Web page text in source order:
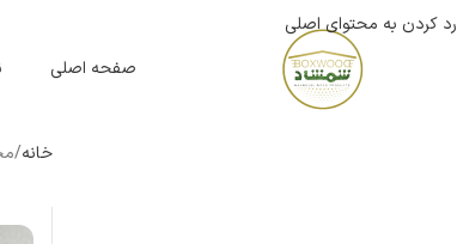
رد کردن به محتوای اصلی
صفحه اصلی
خانه